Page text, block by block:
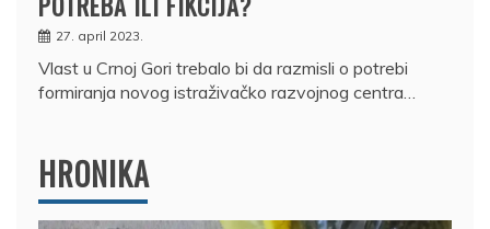
27. april 2023.
Vlast u Crnoj Gori trebalo bi da razmisli o potrebi
formiranja novog istraživačko razvojnog centra…
HRONIKA